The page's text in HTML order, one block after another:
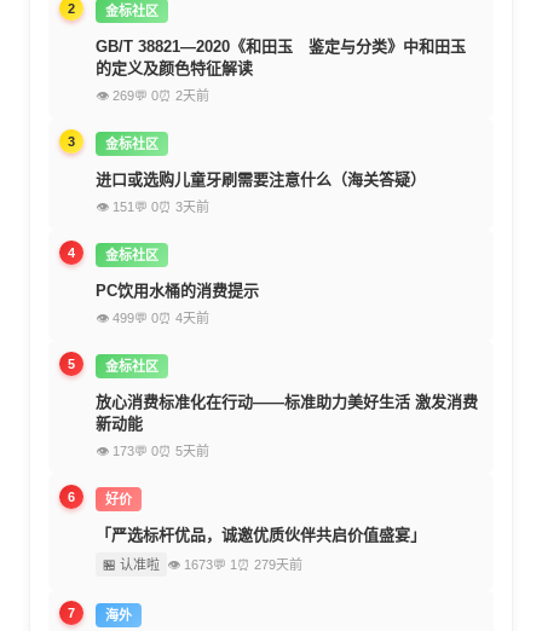
2 金标社区
GB/T 38821—2020《和田玉 鉴定与分类》中和田玉
的定义及颜色特征解读
👁 269💬 0⏰ 2天前
3 金标社区
进口或选购儿童牙刷需要注意什么（海关答疑）
👁 151 💬 0⏰ 3天前
4 金标社区
PC饮用水桶的消费提示
👁 499💬 0⏰ 4天前
5 金标社区
放心消费标准化在行动——标准助力美好生活 激发消费
新动能
👁 173💬 0⏰ 5天前
6 好价
「严选标杆优品，诚邀优质伙伴共启价值盛宴」
🏪 认准啦 👁 1673💬 1 ⏰ 279天前
7 海外